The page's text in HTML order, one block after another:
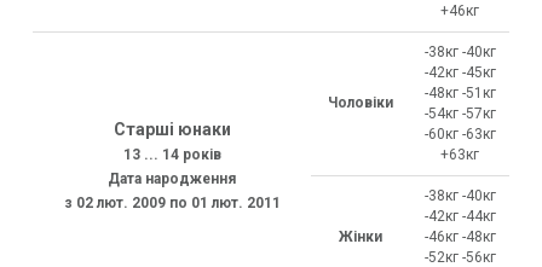
+46кг
Старші юнаки
13 ... 14 років
Дата народження
з 02 лют. 2009 по 01 лют. 2011
Чоловіки
-38кг -40кг
-42кг -45кг
-48кг -51кг
-54кг -57кг
-60кг -63кг
+63кг
Жінки
-38кг -40кг
-42кг -44кг
-46кг -48кг
-52кг -56кг